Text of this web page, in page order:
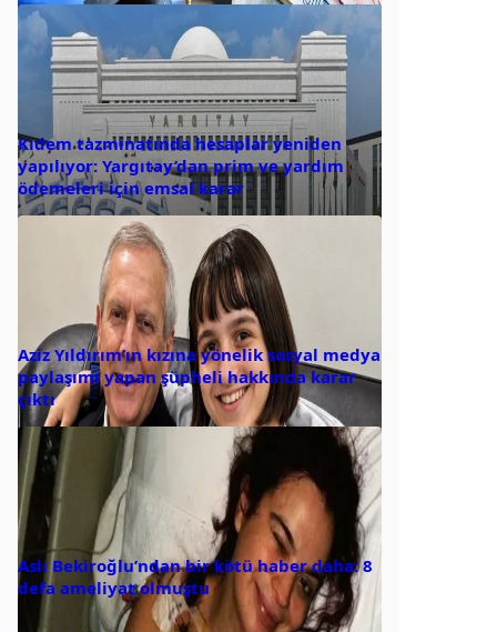
Kıdem tazminatında hesaplar yeniden
yapılıyor: Yargıtay’dan prim ve yardım
ödemeleri için emsal karar
Aziz Yıldırım’ın kızına yönelik sosyal medya
paylaşımı yapan şüpheli hakkında karar
çıktı
Aslı Bekiroğlu’ndan bir kötü haber daha: 8
defa ameliyat olmuştu